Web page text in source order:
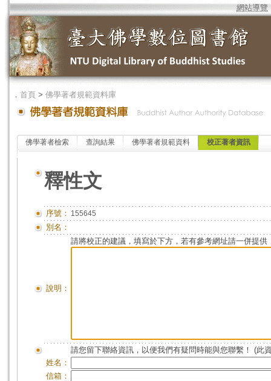
網站導覽
． 首頁 > 佛學著者規範資料庫
佛學著者檢索 查詢結果 佛學著者規範資料 校正著者資訊
釋性文
序號： 155645
別名：
說明：
請將校正的建議，填寫於下方，若有參考網址請一併提供
請您留下聯絡資訊，以便我們有疑問時能與您聯繫！ (此
姓名：
信箱：